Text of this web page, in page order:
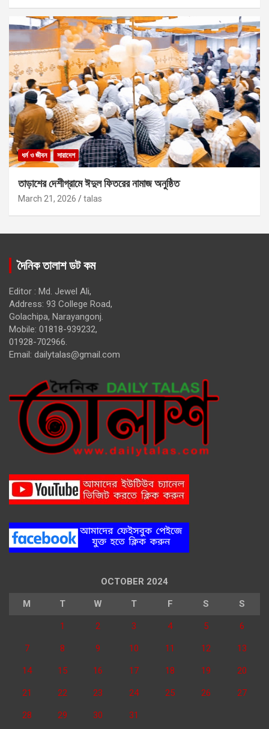
ধর্ম ও জীবন সারাদেশ
তাড়াশের দেশীগ্রামে ঈদুল ফিতরের নামাজ অনুষ্ঠিত
March 21, 2026 talas
দৈনিক তালাশ ডট কম
Editor : Md. Jewel Ali,
Address: 93 College Road,
Golachipa, Narayangonj.
Mobile: 01818-939232,
01928-702966.
Email: dailytalas@gmail.com
OCTOBER 2024
M T W T F S S
1 2 3 4 5 6
7 8 9 10 11 12 13
14 15 16 17 18 19 20
21 22 23 24 25 26 27
28 29 30 31